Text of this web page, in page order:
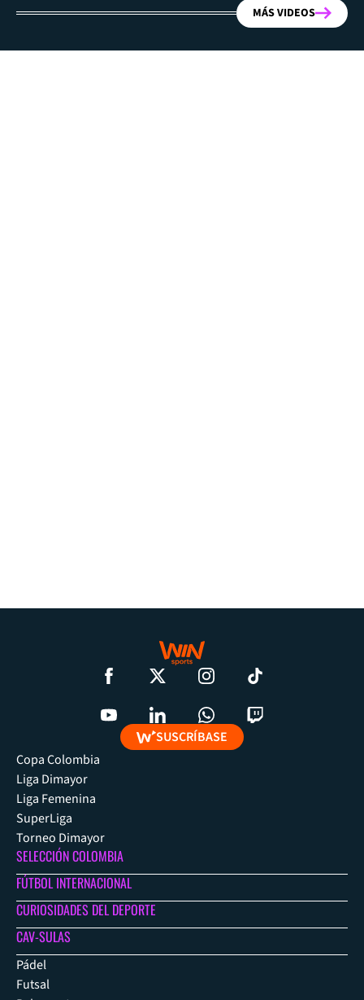
MÁS VIDEOS
SUSCRÍBASE
Copa Colombia
Liga Dimayor
Liga Femenina
SuperLiga
Torneo Dimayor
SELECCIÓN COLOMBIA
FÚTBOL INTERNACIONAL
CURIOSIDADES DEL DEPORTE
CAV-SULAS
Pádel
Futsal